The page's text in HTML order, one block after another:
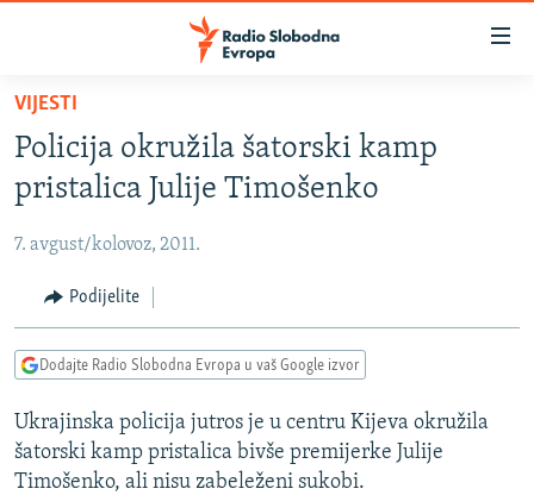
Pređite
glavni
sadržaj
Pređite
na
navigaciju
Pređite
na
VIJESTI
BOSNA I HERCEGOVINA
SRBIJA
KOSOVO
CRNA GORA
VIDEO
FOTOGALERIJE
INFOGRAFIKE
PODCASTI
RAT U UKRAJINI
KINA NA BALKANU
VIJESTI
Policija okružila šatorski kamp
pristalica Julije Timošenko
7. avgust/kolovoz, 2011.
Podijelite
Dodajte Radio Slobodna Evropa u vaš Google izvor
Ukrajinska policija jutros je u centru Kijeva okružila
šatorski kamp pristalica bivše premijerke Julije
Timošenko, ali nisu zabeleženi sukobi.